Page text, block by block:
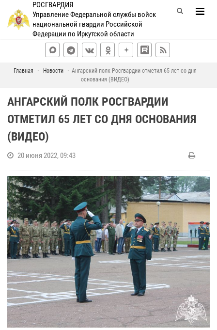
РОСГВАРДИЯ
Управление Федеральной службы войск
национальной гвардии Российской
Федерации по Иркутской области
Главная Новости
Ангарский полк Росгвардии отметил 65 лет со дня
основания (ВИДЕО)
АНГАРСКИЙ ПОЛК РОСГВАРДИИ
ОТМЕТИЛ 65 ЛЕТ СО ДНЯ ОСНОВАНИЯ
(ВИДЕО)
20 июня 2022, 09:43